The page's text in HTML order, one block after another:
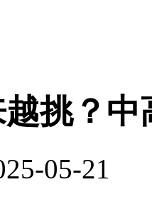
挑？
05-21